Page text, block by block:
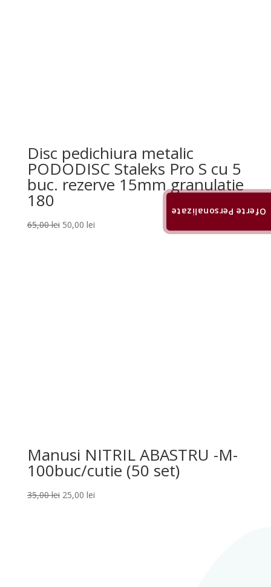
Disc pedichiura metalic
PODODISC Staleks Pro S cu 5
buc. rezerve 15mm granulatie
180
65,00lei Prețul
50,00 leiPrețul
Manusi NITRIL ABASTRU -M-
100buc/cutie (50 set)
35,00lei Prețul
25,00 leiPrețul
Oferte Personalizate